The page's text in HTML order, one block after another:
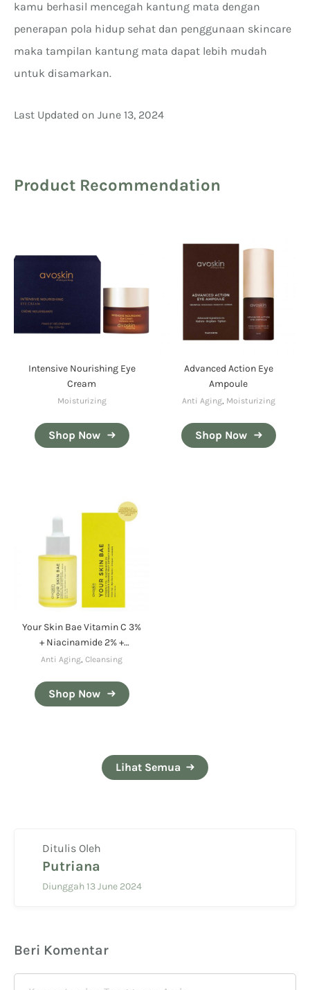
kamu berhasil mencegah kantung mata dengan
penerapan pola hidup sehat dan penggunaan skincare
maka tampilan kantung mata dapat lebih mudah
untuk disamarkan.
Last Updated on June 13, 2024
Product Recommendation
Intensive Nourishing Eye
Cream
Moisturizing
Shop Now
Advanced Action Eye
Ampoule
Anti Aging, Moisturizing
Shop Now
Your Skin Bae Vitamin C 3%
+ Niacinamide 2% +
Mandarin Orange Fruit
Anti Aging Cleansing
Shop Now
Lihat Semua
Ditulis Oleh
Putriana
Diunggah 13 June 2024
Beri Komentar